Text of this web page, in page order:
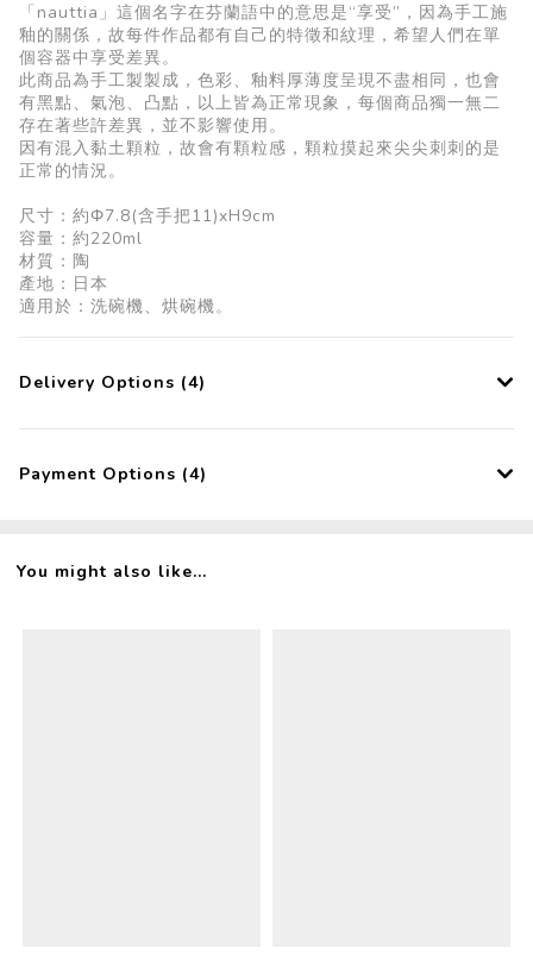
「nauttia」這個名字在芬蘭語中的意思是“享受”，因為手工施
釉的關係，故每件作品都有自己的特徵和紋理，希望人們在單
個容器中享受差異。
此商品為手工製製成，色彩、釉料厚薄度呈現不盡相同，也會
有黑點、氣泡、凸點，以上皆為正常現象，每個商品獨一無二
存在著些許差異，並不影響使用。
因有混入黏土顆粒，故會有顆粒感，顆粒摸起來尖尖刺刺的是
正常的情況。
尺寸：約Φ7.8(含手把11)xH9cm
容量：約220ml
材質：陶
產地：日本
適用於：洗碗機、烘碗機。
Delivery Options (4)
Payment Options (4)
You might also like...